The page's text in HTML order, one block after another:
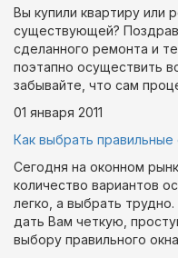
Вы купили квартиру или
существующей?
сделанного ремонта и
поэтапно осуществить
забывайте, что сам
01 января 2011
Как выбрать правильные
Сегодня на оконном
количество вариантов
легко, а выбрать
дать Вам четкую,
выбору правильного